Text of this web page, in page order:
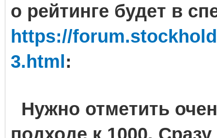
о рейтинге будет в
https://
3.html :
Нужно отметить